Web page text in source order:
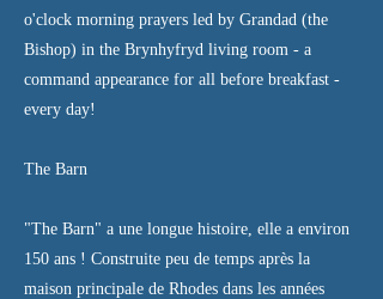
o'clock morning prayers led by Grandad (the
Bishop) in the Brynhyfryd living room - a
command appearance for all before breakfast -
every day!
The Barn
"The Barn" a une longue histoire, elle a environ
150 ans ! Construite peu de temps après la
maison principale de Rhodes dans les années